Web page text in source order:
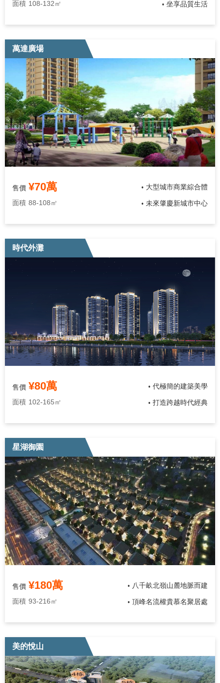
面積 108-132㎡ • 坐享品質生活
萬達廣場
售價 ¥70萬
面積 88-108㎡
• 大型城市商業綜合體
• 未來肇慶新城市中心
時代外灘
售價 ¥80萬
面積 102-165㎡
• 代極簡的建築美學
• 打造跨越時代經典
星湖御園
售價 ¥180萬
面積 93-216㎡
• 八千畝北嶺山麓地脈而建
• 頂峰名流權貴慕名聚居處
美的悅山